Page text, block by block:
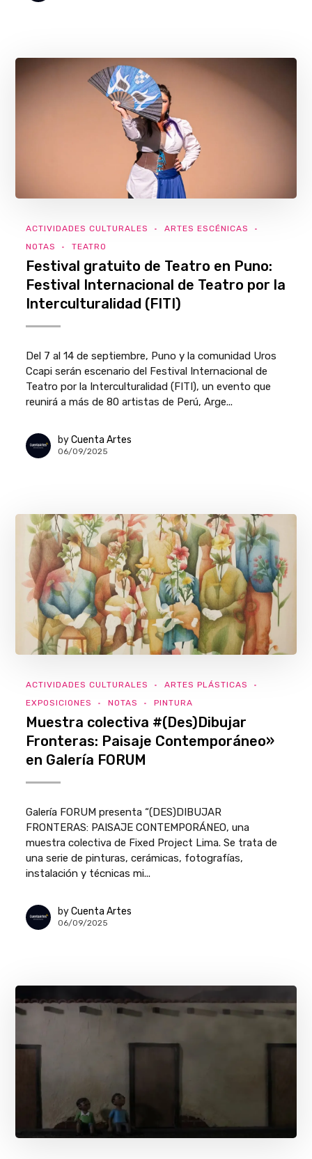
ACTIVIDADES CULTURALES
ARTES ESCÉNICAS
NOTAS
TEATRO
Festival gratuito de Teatro en Puno:
Festival Internacional de Teatro por la
Interculturalidad (FITI)
Del 7 al 14 de septiembre, Puno y la comunidad Uros
Ccapi serán escenario del Festival Internacional de
Teatro por la Interculturalidad (FITI), un evento que
reunirá a más de 80 artistas de Perú, Arge...
by Cuenta Artes
06/09/2025
ACTIVIDADES CULTURALES
ARTES PLÁSTICAS
EXPOSICIONES
NOTAS PINTURA
Muestra colectiva #(Des)Dibujar
Fronteras: Paisaje Contemporáneo»
en Galería FORUM
Galería FORUM presenta “(DES)DIBUJAR
FRONTERAS: PAISAJE CONTEMPORÁNEO, una
muestra colectiva de Fixed Project Lima. Se trata de
una serie de pinturas, cerámicas, fotografías,
instalación y técnicas mi...
by Cuenta Artes
06/09/2025